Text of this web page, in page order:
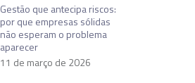
Gestão que antecipa riscos:
por que empresas sólidas
não esperam o problema
aparecer
11 de março de 2026